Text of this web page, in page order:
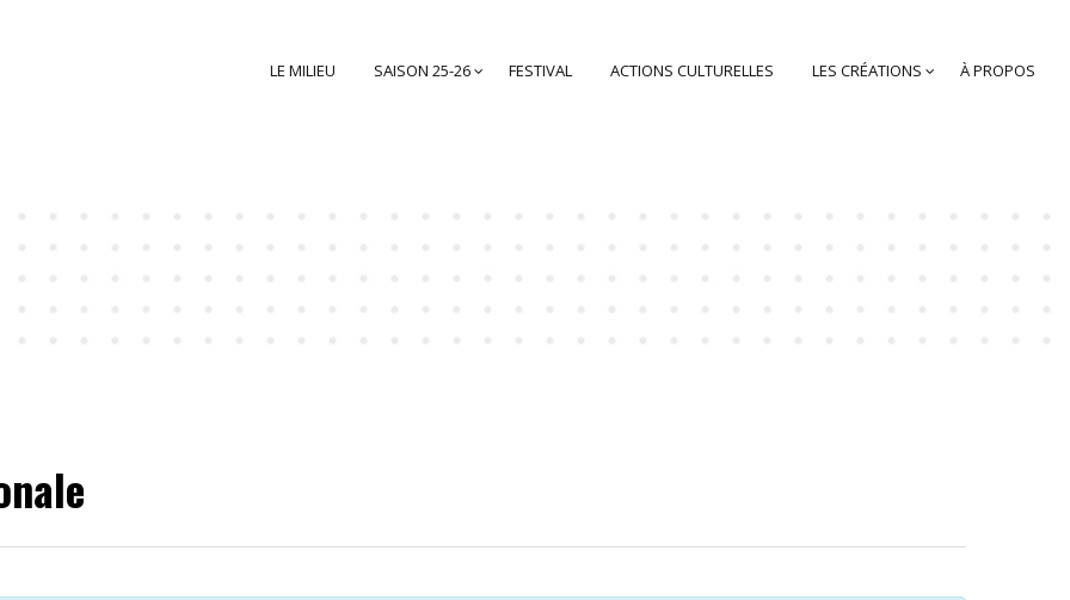
LE MILIEU SAISON 25-26 FESTIVAL ACTIONS CULTURELLES LES CRÉATIONS À PROPOS